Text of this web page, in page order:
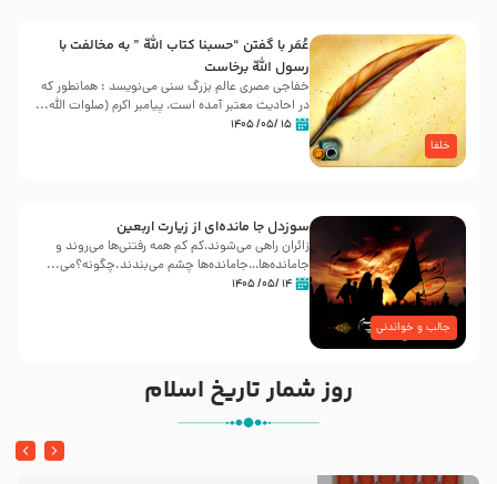
خلفا
عُمَر با گفتن “حسبنا كتاب اللّه ” به مخالفت با
رسول اللّه برخاست
خفاجی مصری عالم بزرگ سنی می‌نویسد : همانطور که
در احادیث معتبر آمده است، پیامبر اکرم (صلوات اللّه...
۱۵ /۰۵/ ۱۴۰۵
جالب و خواندنی
سوزدل جا مانده‌ای از زیارت اربعین
زائران راهی می‌شوند،کم‌ کم همه رفتنی‌ها می‌روند و
جامانده‌ها…جامانده‌ها چشم می‌بندند.چگونه؟می‌...
۱۴ /۰۵/ ۱۴۰۵
روز شمار تاریخ اسلام